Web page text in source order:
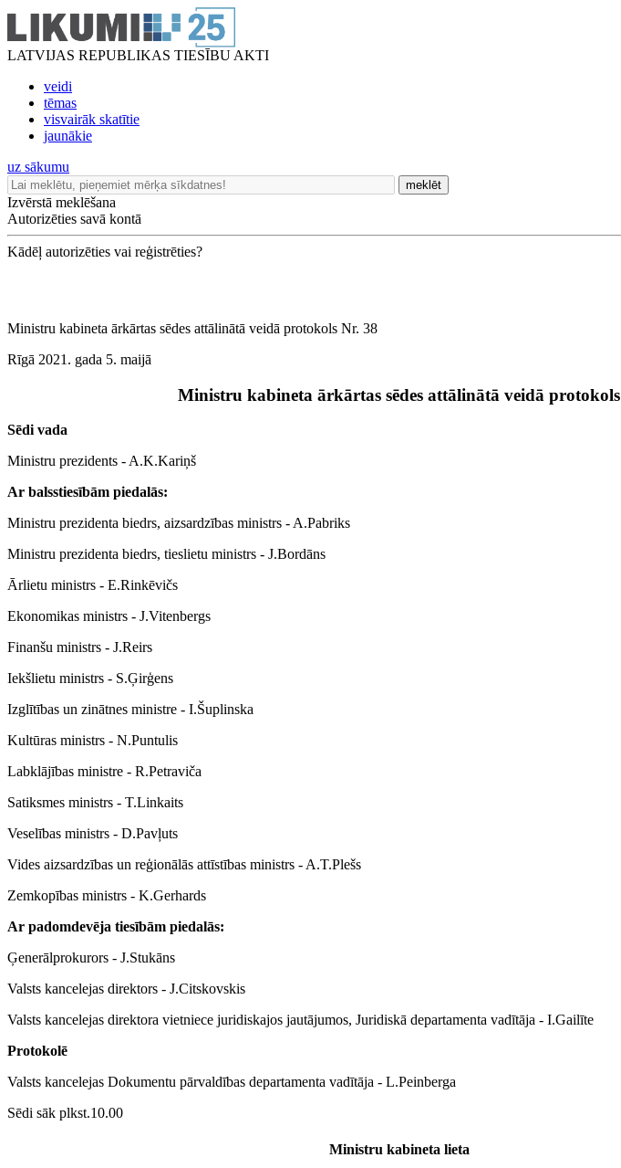
LATVIJAS REPUBLIKAS TIESĪBU AKTI
veidi
tēmas
visvairāk skatītie
jaunākie
uz sākumu
meklēt
Izvērstā meklēšana
Autorizēties savā kontā
Kādēļ autorizēties vai reģistrēties?
Ministru kabineta ārkārtas sēdes attālinātā veidā protokols Nr. 38
Rīgā 2021. gada 5. maijā
Ministru kabineta ārkārtas sēdes attālinātā veidā protokols
Sēdi vada
Ministru prezidents - A.K.Kariņš
Ar balsstiesībām piedalās:
Ministru prezidenta biedrs, aizsardzības ministrs - A.Pabriks
Ministru prezidenta biedrs, tieslietu ministrs - J.Bordāns
Ārlietu ministrs - E.Rinkēvičs
Ekonomikas ministrs - J.Vitenbergs
Finanšu ministrs - J.Reirs
Iekšlietu ministrs - S.Ģirģens
Izglītības un zinātnes ministre - I.Šuplinska
Kultūras ministrs - N.Puntulis
Labklājības ministre - R.Petraviča
Satiksmes ministrs - T.Linkaits
Veselības ministrs - D.Pavļuts
Vides aizsardzības un reģionālās attīstības ministrs - A.T.Plešs
Zemkopības ministrs - K.Gerhards
Ar padomdevēja tiesībām piedalās:
Ģenerālprokurors - J.Stukāns
Valsts kancelejas direktors - J.Citskovskis
Valsts kancelejas direktora vietniece juridiskajos jautājumos, Juridiskā departamenta vadītāja - I.Gailīte
Protokolē
Valsts kancelejas Dokumentu pārvaldības departamenta vadītāja - L.Peinberga
Sēdi sāk plkst.10.00
Ministru kabineta lieta